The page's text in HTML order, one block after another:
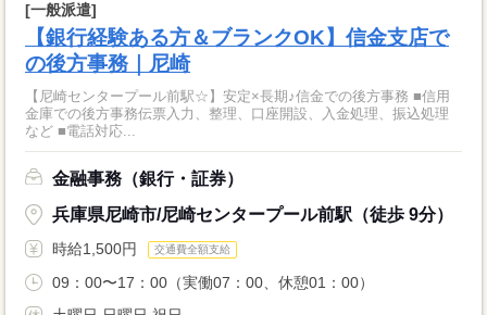
[一般派遣]
【銀行経験ある方＆ブランクOK】信金支店で
の後方事務｜尼崎
【尼崎センタープール前駅☆】安定×長期♪信金での後方事務 ■信用
金庫での後方事務伝票入力、整理、口座開設、入金処理、振込処理
など ■電話対応...
金融事務（銀行・証券）
兵庫県尼崎市/尼崎センタープール前駅（徒歩 9分）
時給1,500円 交通費全額支給
09：00〜17：00（実働07：00、休憩01：00）